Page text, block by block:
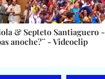
& Septeto Santiaguero -
anoche?¨ - Videoclip